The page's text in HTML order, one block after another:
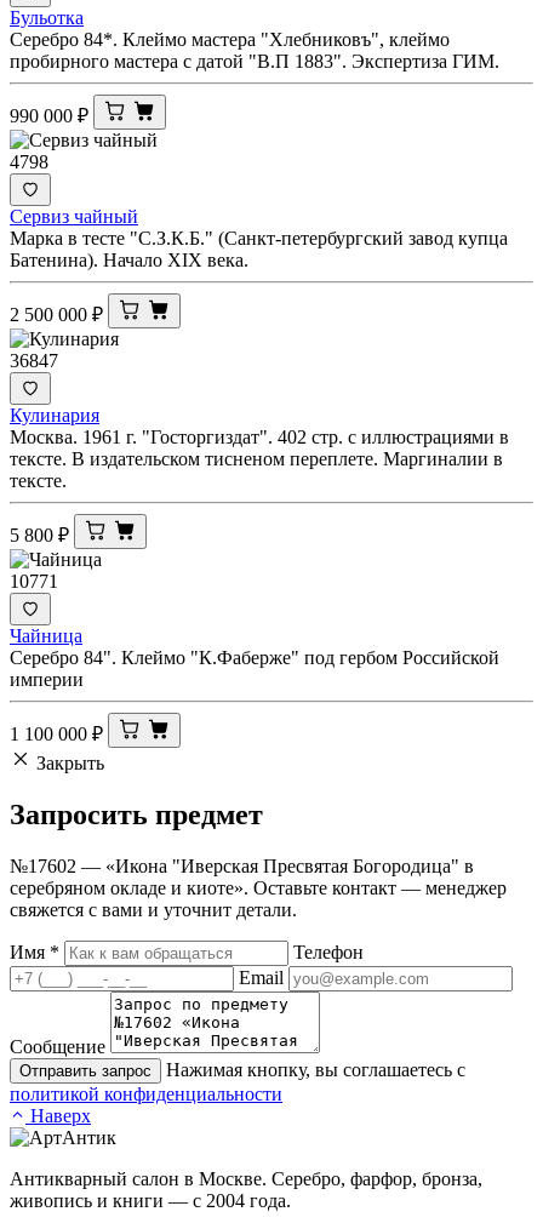
Бульотка
Серебро 84*. Клеймо мастера "Хлебниковъ", клеймо
пробирного мастера с датой "В.П 1883". Экспертиза ГИМ.
990 000 ₽
4798
Сервиз чайный
Марка в тесте "С.З.К.Б." (Санкт-петербургский завод купца
Батенина). Начало XIX века.
2 500 000 ₽
36847
Кулинария
Москва. 1961 г. "Госторгиздат". 402 стр. с иллюстрациями в
тексте. В издательском тисненом переплете. Маргиналии в
тексте.
5 800 ₽
10771
Чайница
Серебро 84". Клеймо "К.Фаберже" под гербом Российской
империи
1 100 000 ₽
Закрыть
Запросить предмет
№17602 — «Икона "Иверская Пресвятая Богородица" в
серебряном окладе и киоте». Оставьте контакт — менеджер
свяжется с вами и уточнит детали.
Имя *
Телефон
Email
Сообщение
Отправить запрос
Нажимая кнопку, вы соглашаетесь с
политикой конфиденциальности
Наверх
Антикварный салон в Москве. Серебро, фарфор, бронза,
живопись и книги — с 2004 года.